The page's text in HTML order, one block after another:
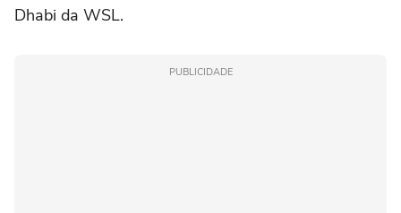
Dhabi da WSL.
PUBLICIDADE